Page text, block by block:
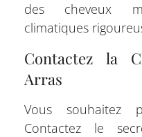
des cheveux
climatiques
Contactez la
Arras
Vous souhaitez
Contactez le